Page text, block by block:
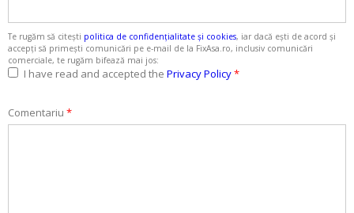
Te rugăm să citești politica de confidențialitate și cookies, iar dacă ești de acord și
accepți să primești comunicări pe e-mail de la FixAsa.ro, inclusiv comunicări
comerciale, te rugăm bifează mai jos:
I have read and accepted the Privacy Policy*
Comentariu *